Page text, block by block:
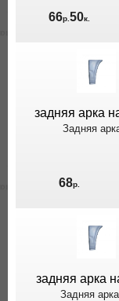
66р.50к.
задняя арка
Задняя
68р.
задняя арка
Задняя